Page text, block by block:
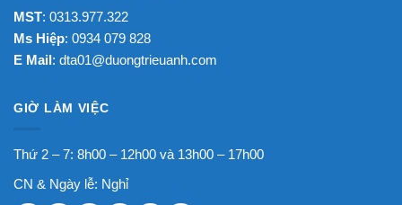
MST: 0313.977.322
Ms Hiệp: 0934 079 828
E Mail: dta01@duongtrieuanh.com
GIỜ LÀM VIỆC
Thứ 2 – 7: 8h00 – 12h00 và 13h00 – 17h00
CN & Ngày lễ: Nghỉ